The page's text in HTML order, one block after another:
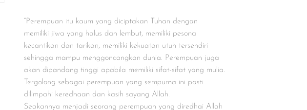
“Perempuan itu kaum yang diciptakan Tuhan dengan
memiliki jiwa yang halus dan lembut, memiliki pesona
kecantikan dan tarikan, memiliki kekuatan utuh tersendiri
sehingga mampu menggoncangkan dunia. Perempuan juga
akan dipandang tinggi apabila memiliki sifat-sifat yang mulia.
Tergolong sebagai perempuan yang sempurna ini pasti
dilimpahi keredhaan dan kasih sayang Allah.
Seakannya menjadi seorang perempuan yang diredhai Allah